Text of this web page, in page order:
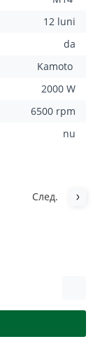
12 luni
da
Kamoto
2000 W
6500 rpm
nu
След.